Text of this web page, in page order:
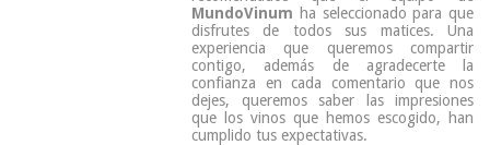
MundoVinum ha seleccionado para que
disfrutes de todos sus matices. Una
experiencia que queremos compartir
contigo, además de agradecerte la
confianza en cada comentario que nos
dejes, queremos saber las impresiones
que los vinos que hemos escogido, han
cumplido tus expectativas.